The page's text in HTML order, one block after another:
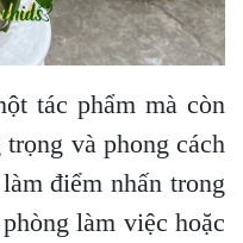
tác phẩm mà còn
và phong cách
điểm nhấn trong
làm việc hoặc